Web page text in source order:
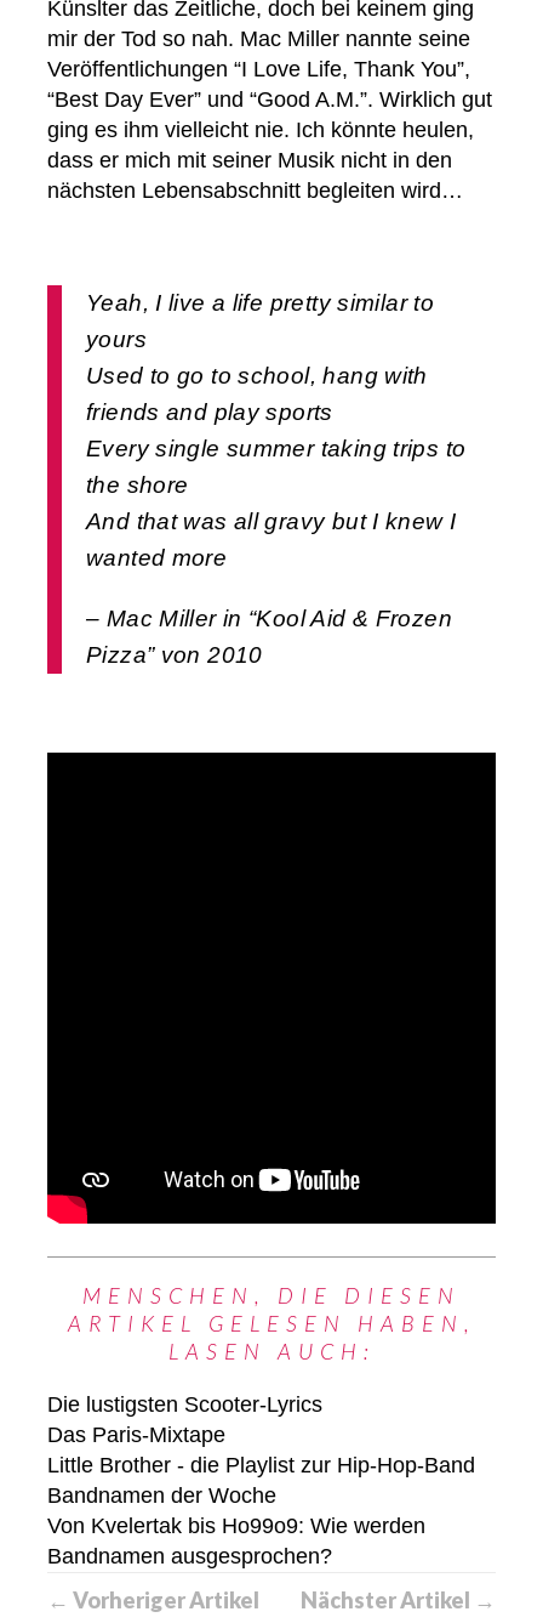
Künslter das Zeitliche, doch bei keinem ging
mir der Tod so nah. Mac Miller nannte seine
Veröffentlichungen “I Love Life, Thank You”,
“Best Day Ever” und “Good A.M.”. Wirklich gut
ging es ihm vielleicht nie. Ich könnte heulen,
dass er mich mit seiner Musik nicht in den
nächsten Lebensabschnitt begleiten wird…
Yeah, I live a life pretty similar to
yours
Used to go to school, hang with
friends and play sports
Every single summer taking trips to
the shore
And that was all gravy but I knew I
wanted more
– Mac Miller in “Kool Aid & Frozen
Pizza” von 2010
MENSCHEN, DIE DIESEN
ARTIKEL GELESEN HABEN,
LASEN AUCH:
Die lustigsten Scooter-Lyrics
Das Paris-Mixtape
Little Brother - die Playlist zur Hip-Hop-Band
Bandnamen der Woche
Von Kvelertak bis Ho99o9: Wie werden
Bandnamen ausgesprochen?
← Vorheriger Artikel Nächster Artikel →